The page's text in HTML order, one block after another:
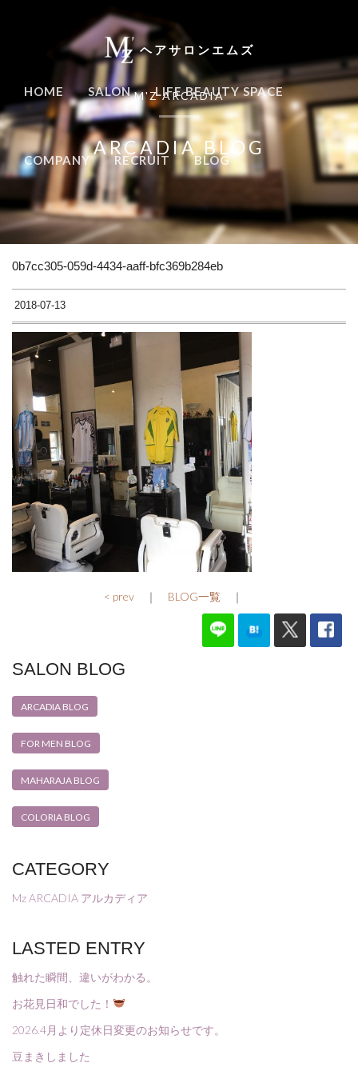
ヘアサロンエムズ
HOME SALON LIFE BEAUTY SPACE
COMPANY RECRUIT BLOG
M'Z ARCADIA
ARCADIA BLOG
0b7cc305-059d-4434-aaff-bfc369b284eb
2018-07-13
< prev ｜ BLOG一覧 ｜
SALON BLOG
ARCADIA BLOG
FOR MEN BLOG
MAHARAJA BLOG
COLORIA BLOG
CATEGORY
Mz ARCADIA アルカディア
LASTED ENTRY
触れた瞬間、違いがわかる。
お花見日和でした！
2026.4月より定休日変更のお知らせです。
豆まきしました